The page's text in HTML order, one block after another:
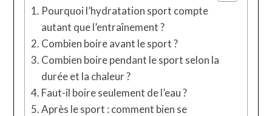
Pourquoi l’hydratation sport compte
autant que l’entraînement ?
Combien boire avant le sport ?
Combien boire pendant le sport selon la
durée et la chaleur ?
Faut-il boire seulement de l’eau ?
Après le sport : comment bien se